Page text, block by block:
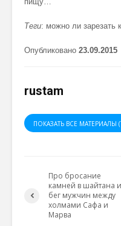
Теги: можно ли зарезать
Опубликовано 23.09.2015
rustam
ПОКАЗАТЬ ВСЕ МАТЕРИАЛЫ
Про бросание
камней в шайтана и
бег мужчин между
холмами Сафа и
Марва